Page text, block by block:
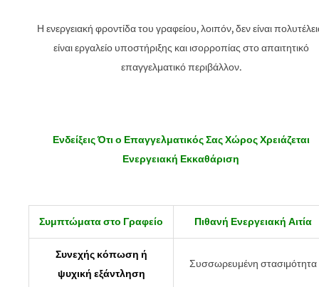
Η ενεργειακή φροντίδα του γραφείου, λοιπόν, δεν είναι
είναι εργαλείο υποστήριξης και ισορροπίας στο απαιτητικό
επαγγελματικό περιβάλλον.
Ενδείξεις Ότι ο Επαγγελματικός Σας Χώρος Χρειάζεται
Ενεργειακή Εκκαθάριση
Συμπτώματα στο Γραφείο Πιθανή Ενεργειακή Αιτία
Συνεχής κόπωση ή
ψυχική εξάντληση
Συσσωρευμένη στασιμότητα